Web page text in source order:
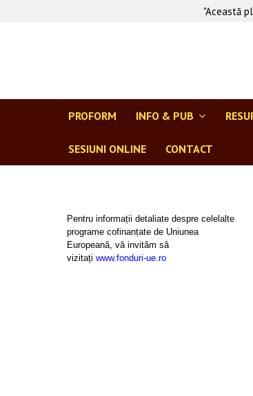
"Această
PROFORM INFO & PUB
SESIUNI ONLINE CONTACT
Pentru informații detaliate despre celelalte
programe cofinanțate de Uniunea
Europeană, vă invităm să
vizitați www.fonduri-ue.ro